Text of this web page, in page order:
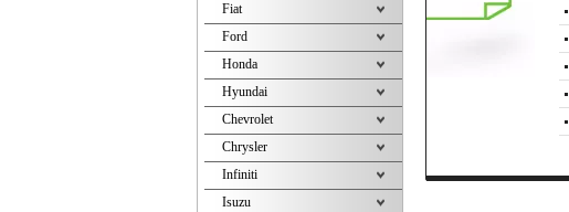
Fiat
Ford
Honda
Hyundai
Chevrolet
Chrysler
Infiniti
Isuzu